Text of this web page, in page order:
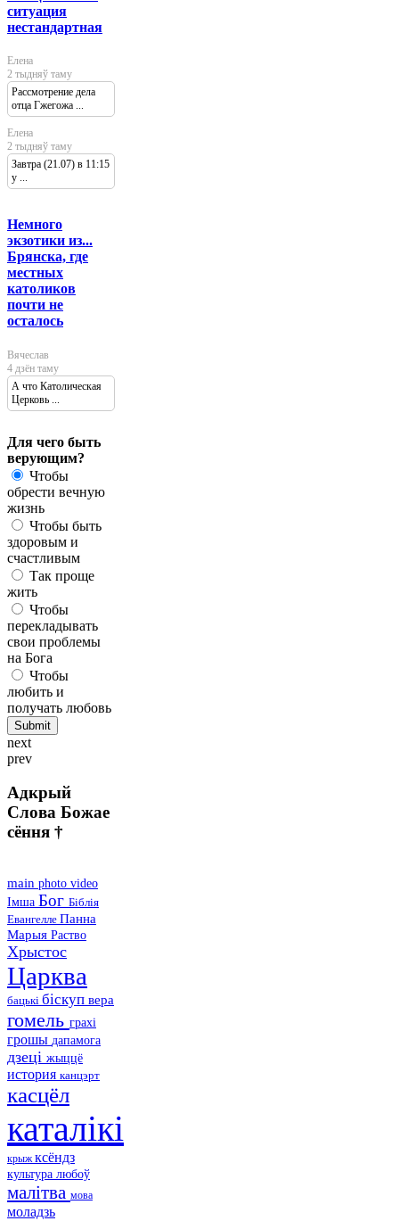
ситуация
нестандартная
Елена
2 тыдняў таму
Рассмотрение дела
отца Гжегожа ...
Елена
2 тыдняў таму
Завтра (21.07) в 11:15
у ...
Немного
экзотики из...
Брянска, где
местных
католиков
почти не
осталось
Вячеслав
4 дзён таму
А что Католическая
Церковь ...
Для чего быть
верующим?
Чтобы
обрести вечную
жизнь
Чтобы быть
здоровым и
счастливым
Так проще
жить
Чтобы
перекладывать
свои проблемы
на Бога
Чтобы
любить и
получать любовь
next
prev
Адкрый
Слова Божае
сёння †
main photo video
Імша Бог Біблія
Евангелле Панна
Марыя Раство
Хрыстос
Царква
бацькі біскуп вера
гомель грахі
грошы дапамога
дзеці жыццё
история канцэрт
касцёл
каталікі
крыжксёндз
культура любоў
малітва мова
моладзь